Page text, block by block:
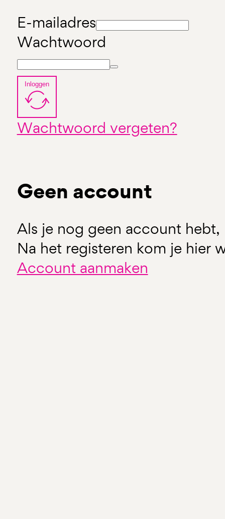
E-mailadres
Wachtwoord
Inloggen
Wachtwoord vergeten?
Geen account
Als je nog geen account hebt,
Na het registeren kom je hier
Account aanmaken